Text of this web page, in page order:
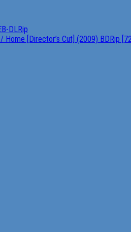
DLRip
[Director’s Cut] (2009) BDRip